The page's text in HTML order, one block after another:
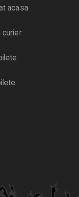
acasa
curier